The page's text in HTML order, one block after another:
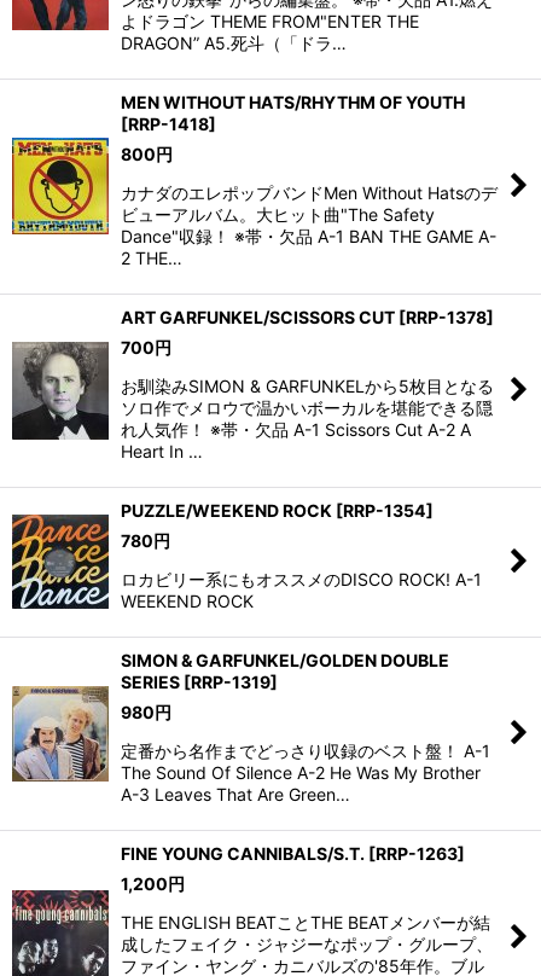
よドラゴン THEME FROM"ENTER THE
DRAGON” A5.死斗（「ドラ…
MEN WITHOUT HATS/RHYTHM OF YOUTH
[RRP-1418]
800円
カナダのエレポップバンドMen Without Hatsのデ
ビューアルバム。大ヒット曲"The Safety
Dance"収録！ ※帯・欠品 A-1 BAN THE GAME A-
2 THE…
ART GARFUNKEL/SCISSORS CUT [RRP-1378]
700円
お馴染みSIMON & GARFUNKELから5枚目となる
ソロ作でメロウで温かいボーカルを堪能できる隠
れ人気作！ ※帯・欠品 A-1 Scissors Cut A-2 A
Heart In …
PUZZLE/WEEKEND ROCK [RRP-1354]
780円
ロカビリー系にもオススメのDISCO ROCK! A-1
WEEKEND ROCK
SIMON & GARFUNKEL/GOLDEN DOUBLE
SERIES [RRP-1319]
980円
定番から名作までどっさり収録のベスト盤！ A-1
The Sound Of Silence A-2 He Was My Brother
A-3 Leaves That Are Green…
FINE YOUNG CANNIBALS/S.T. [RRP-1263]
1,200円
THE ENGLISH BEATことTHE BEATメンバーが結
成したフェイク・ジャジーなポップ・グループ、
ファイン・ヤング・カニバルズの'85年作。ブル